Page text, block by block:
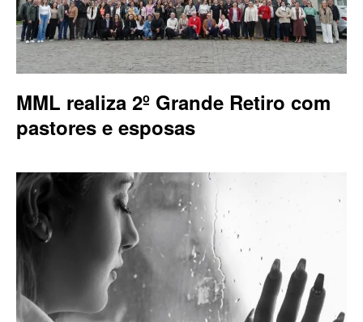
MML realiza 2º Grande Retiro com
pastores e esposas